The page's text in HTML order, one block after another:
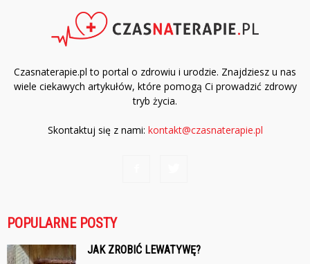
Czasnaterapie.pl to portal o zdrowiu i urodzie. Znajdziesz u nas
wiele ciekawych artykułów, które pomogą Ci prowadzić zdrowy
tryb życia.
Skontaktuj się z nami: kontakt@czasnaterapie.pl
POPULARNE POSTY
JAK ZROBIĆ LEWATYWĘ?